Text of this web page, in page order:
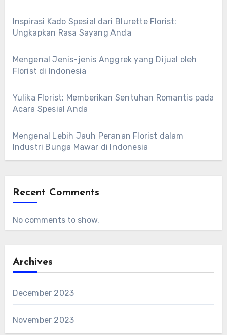
Inspirasi Kado Spesial dari Blurette Florist:
Ungkapkan Rasa Sayang Anda
Mengenal Jenis-jenis Anggrek yang Dijual oleh
Florist di Indonesia
Yulika Florist: Memberikan Sentuhan Romantis pada
Acara Spesial Anda
Mengenal Lebih Jauh Peranan Florist dalam
Industri Bunga Mawar di Indonesia
Recent Comments
No comments to show.
Archives
December 2023
November 2023